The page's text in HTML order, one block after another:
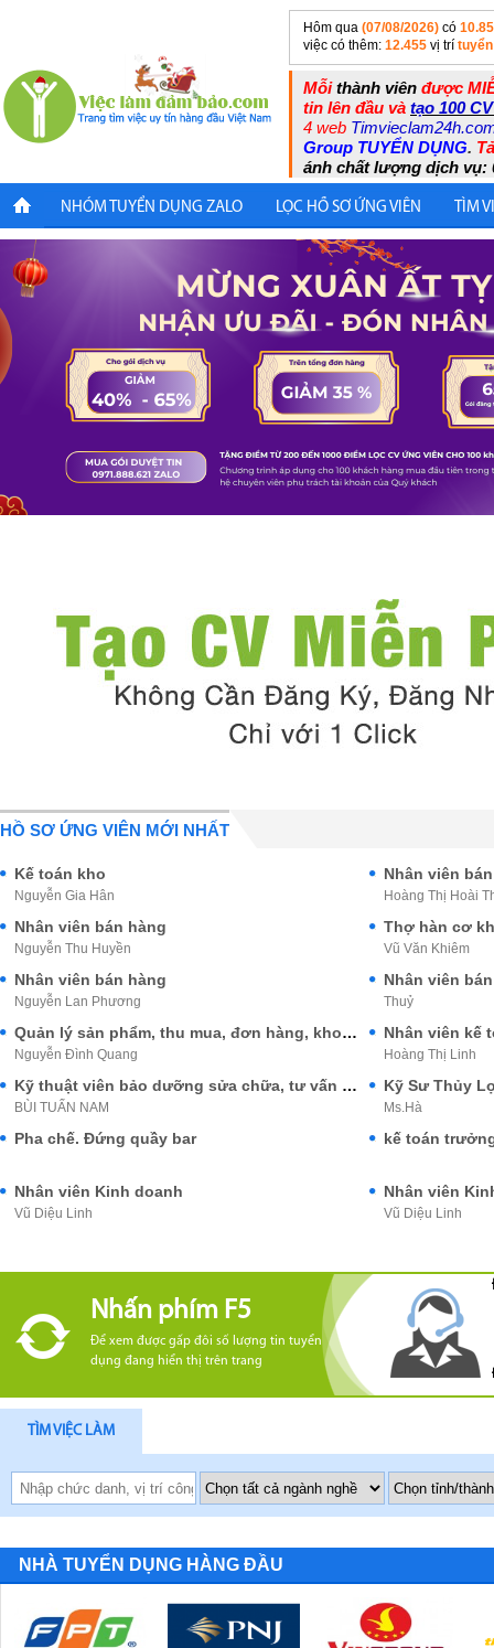
Hôm qua (07/08/2026) có
việc có thêm: 12.455 vị trí
Mỗithành viên được
tin lên đầu và tạo 100
4 web
Group TUYỂN DỤNG.
ánh chất lượng dịch vụ:
NHÓM TUYỂN DỤNG ZALO LỌC HỒ SƠ ỨNG VIÊN TÌM
HỒ SƠ ỨNG VIÊN MỚI NHẤT
Kế toán kho
Nguyễn Gia Hân
Nhân viên
Hoàng Thị Hoài
Nhân viên bán hàng
Nguyễn Thu Huyền
Thợ hàn cơ
Vũ Văn Khiêm
Nhân viên bán hàng
Nguyễn Lan Phương
Nhân viên
Thuỷ
Quản lý sản phẩm, thu mua, đơn hàng, kho vận, giám sát
Nguyễn Đình Quang
Nhân viên kế
Hoàng Thị Linh
Kỹ thuật viên bảo dưỡng sửa chữa, tư vấn ô tô
BÙI TUẤN NAM
Kỹ Sư Thủy
Ms.Hà
Pha chế. Đứng quầy bar kế toán
Nhân viên Kinh doanh
Vũ Diệu Linh
Nhân viên
Vũ Diệu Linh
Nhấn phím F5
Để xem được gấp đôi số lượng tin tuyển
dụng đang hiển thị trên trang
TÌM VIỆC LÀM
NHÀ TUYỂN DỤNG HÀNG ĐẦU